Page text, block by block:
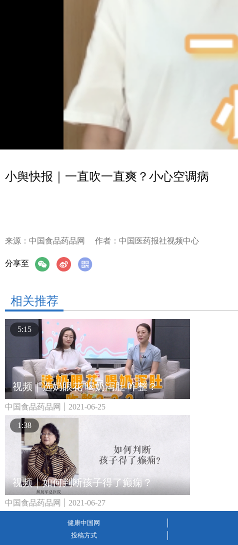
小舆快报｜一直吹一直爽？小心空调病
来源：中国食品药品网 作者：中国医药报社视频中心
分享至
相关推荐
5:15
视频｜选奶眼花 喝奶泻肚 咋整？
中国食品药品网 2021-06-25
1:38
视频｜如何判断孩子得了癫痫？
中国食品药品网 2021-06-27
健康中国网
投稿方式